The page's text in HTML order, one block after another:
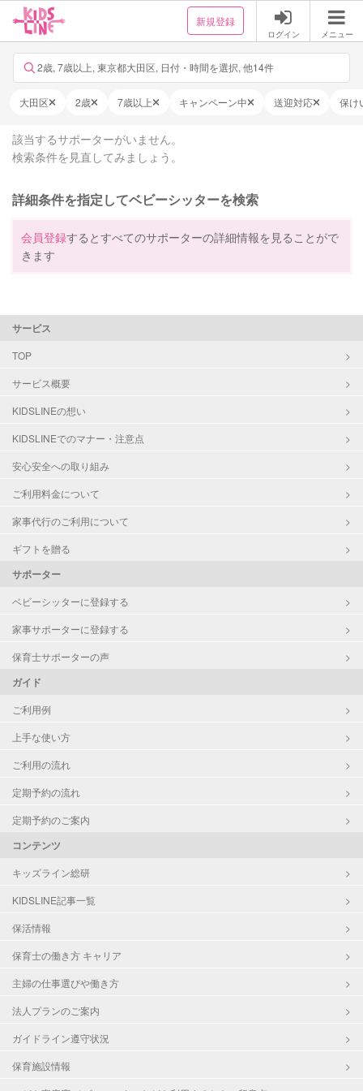
新規登録
ログイン メニュー
2歳, 7歳以上, 東京都大田区, 日付・時間を選択, 他14件
大田区 2歳 7歳以上 キャンペーン中 送迎対応 保け
該当するサポーターがいません。
検索条件を見直してみましょう。
詳細条件を指定してベビーシッターを検索
会員登録するとすべてのサポーターの詳細情報を見ることがで
きます
サービス
TOP
サービス概要
KIDSLINEの想い
KIDSLINEでのマナー・注意点
安心安全への取り組み
ご利用料金について
家事代行のご利用について
ギフトを贈る
サポーター
ベビーシッターに登録する
家事サポーターに登録する
保育士サポーターの声
ガイド
ご利用例
上手な使い方
ご利用の流れ
定期予約の流れ
定期予約のご案内
コンテンツ
キッズライン総研
KIDSLINE記事一覧
保活情報
保育士の働き方 キャリア
主婦の仕事選びや働き方
法人プランのご案内
ガイドライン遵守状況
保育施設情報